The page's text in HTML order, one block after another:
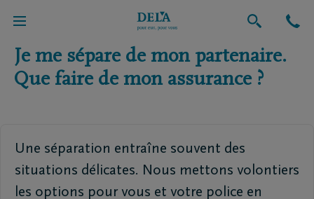
Retour vers l'aperçu global
Je me sépare de mon partenaire.
Que faire de mon assurance ?
Une séparation entraîne souvent des
situations délicates. Nous mettons volontiers
les options pour vous et votre police en